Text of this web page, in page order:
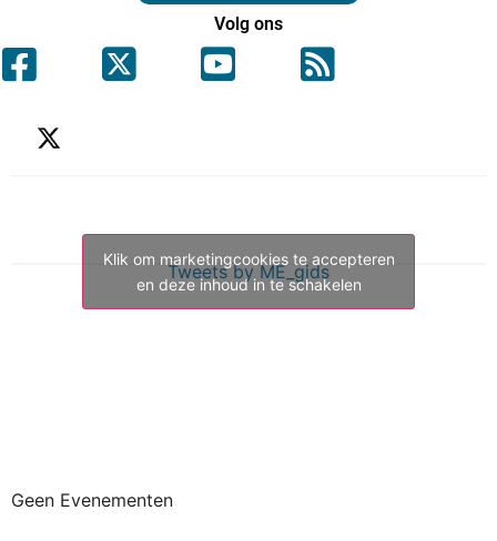
Volg ons
Tweets by ME_gids
Klik om marketingcookies te accepteren
en deze inhoud in te schakelen
Geen Evenementen